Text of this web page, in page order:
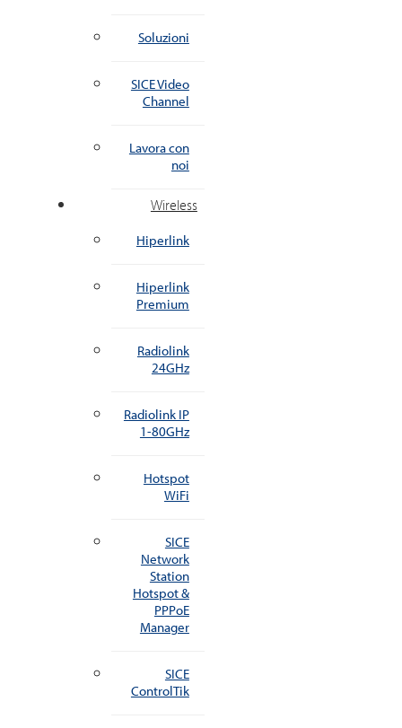
Soluzioni
SICE Video
Channel
Lavora con
noi
Wireless
Hiperlink
Hiperlink
Premium
Radiolink
24GHz
Radiolink IP
1-80GHz
Hotspot
WiFi
SICE
Network
Station
Hotspot &
PPPoE
Manager
SICE
ControlTik